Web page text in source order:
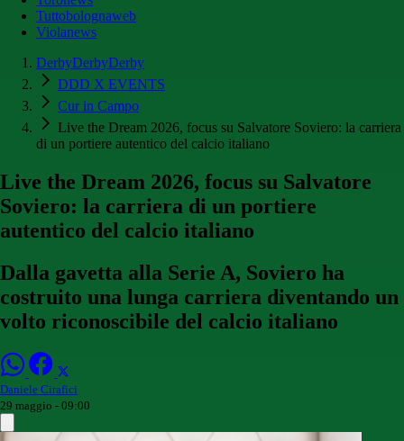
Tuttobolognaweb
Violanews
DerbyDerbyDerby
DDD X EVENTS
Cur in Campo
Live the Dream 2026, focus su Salvatore Soviero: la carriera
di un portiere autentico del calcio italiano
Live the Dream 2026, focus su Salvatore
Soviero: la carriera di un portiere
autentico del calcio italiano
Dalla gavetta alla Serie A, Soviero ha
costruito una lunga carriera diventando un
volto riconoscibile del calcio italiano
Daniele Cirafici
29 maggio - 09:00